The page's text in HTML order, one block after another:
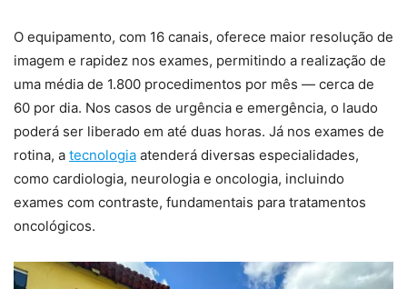
O equipamento, com 16 canais, oferece maior resolução de
imagem e rapidez nos exames, permitindo a realização de
uma média de 1.800 procedimentos por mês — cerca de
60 por dia. Nos casos de urgência e emergência, o laudo
poderá ser liberado em até duas horas. Já nos exames de
rotina, a tecnologia atenderá diversas especialidades,
como cardiologia, neurologia e oncologia, incluindo
exames com contraste, fundamentais para tratamentos
oncológicos.